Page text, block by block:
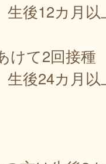
後12カ月以
けて2回接種
後24カ月以